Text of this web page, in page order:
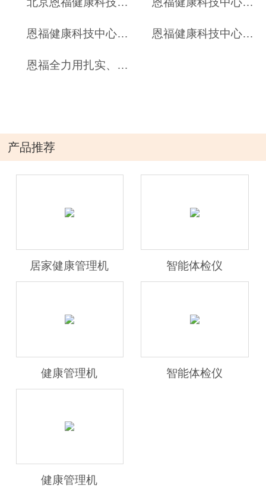
恩福健康科技中心凭借率先创新的“互联网＋医院全新运营模式”，借助互联网，构建“院前－院中－院后”全生命周期服务流程，为医院诊断提供健康大数据依据，为医生的诊疗提供更为全面的服务和支持，使医生的价值得以延伸，是医院在“医改”大背景实现发展新的着力点。 恩福健康科技中心全力构建的“互联网＋公共卫生服务全面解决方案”，全力支持乡镇和社区公共卫生服务的高质量落地，利用恩福模式和平台的优势，更好的衔接医生和患者的关系，在做好患者服务的同时，和谐了医患关系，并更好的体现和提升了医生的价值。
恩福全力用扎实、全面的创新模式助推我国医疗健康事业插上互联网的翅膀，实现新时代的飞跃。
产品推荐
居家健康管理机 智能体检仪
健康管理机 智能体检仪
健康管理机